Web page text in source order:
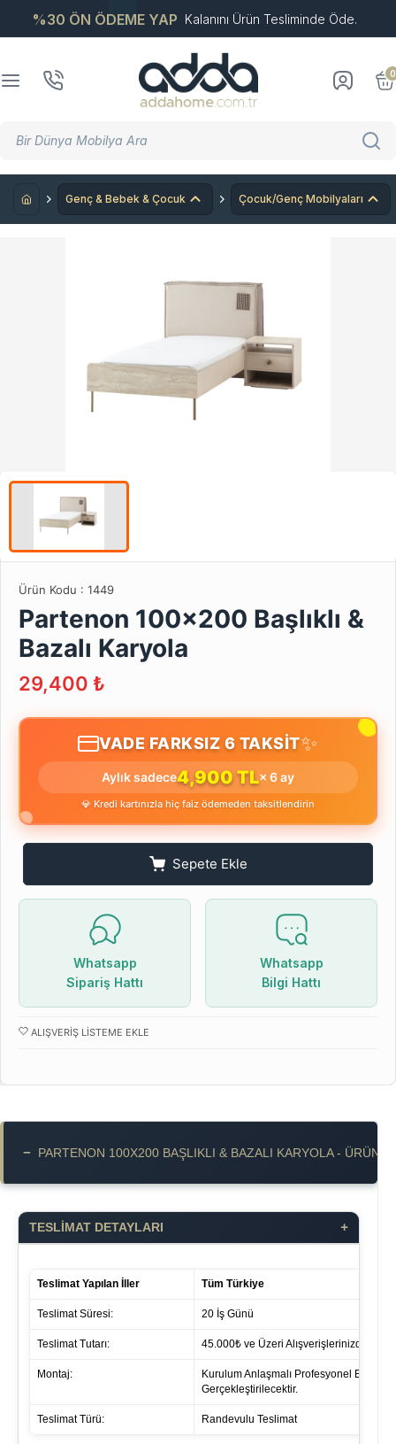
%30 ÖN ÖDEME YAP Kalanını Ürün Tesliminde Öde.
0
Genç & Bebek & Çocuk Çocuk/Genç Mobilyaları
Ürün Kodu : 1449
Partenon 100x200 Başlıklı &
Bazalı Karyola
29,400 ₺
VADE FARKSIZ 6 TAKSİT✨
Aylık sadece4,900 TL× 6 ay
💎 Kredi kartınızla hiç faiz ödemeden taksitlendirin
Sepete Ekle
Whatsapp
Sipariş Hattı
Whatsapp
Bilgi Hattı
ALIŞVERIŞ LISTEME EKLE
− PARTENON 100X200 BAŞLIKLI & BAZALI KARYOLA - ÜRÜN
TESLİMAT DETAYLARI +
Teslimat Yapılan İller Tüm Türkiye
Teslimat Süresi: 20 İş Günü
Teslimat Tutarı: 45.000₺ ve Üzeri Alışverişlerinizde ücret
Montaj:
Kurulum Anlaşmalı Profesyonel
Gerçekleştirilecektir.
Teslimat Türü: Randevulu Teslimat